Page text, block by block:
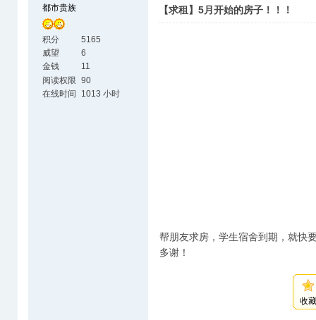
都市贵族
积分
5165
威望
6
金钱
11
阅读权限 90
在线时间
1013 小时
【求租】5月开始的房子！！！
帮朋友求房，学生宿舍到期，就快
多谢！
收